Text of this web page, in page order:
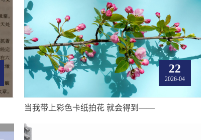
22
2026-04
当我带上彩色卡纸拍花 就会得到——